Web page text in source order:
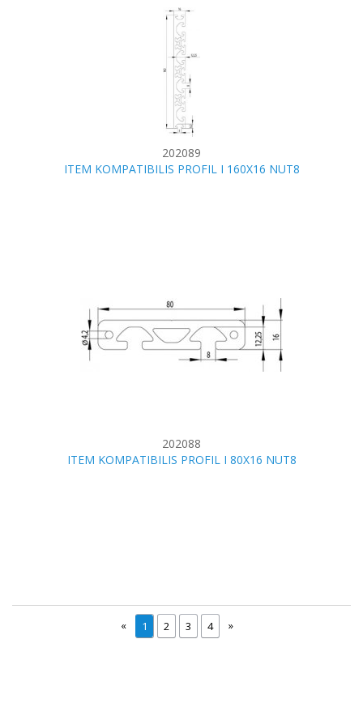
202089
ITEM KOMPATIBILIS PROFIL I 160X16 NUT8
202088
ITEM KOMPATIBILIS PROFIL I 80X16 NUT8
« 1 2 3 4 »